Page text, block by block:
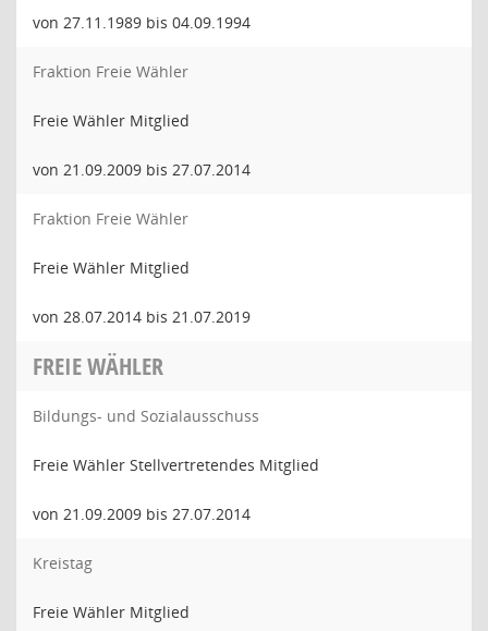
von 27.11.1989 bis 04.09.1994
Fraktion Freie Wähler
Freie Wähler Mitglied
von 21.09.2009 bis 27.07.2014
Fraktion Freie Wähler
Freie Wähler Mitglied
von 28.07.2014 bis 21.07.2019
FREIE WÄHLER
Bildungs- und Sozialausschuss
Freie Wähler Stellvertretendes Mitglied
von 21.09.2009 bis 27.07.2014
Kreistag
Freie Wähler Mitglied